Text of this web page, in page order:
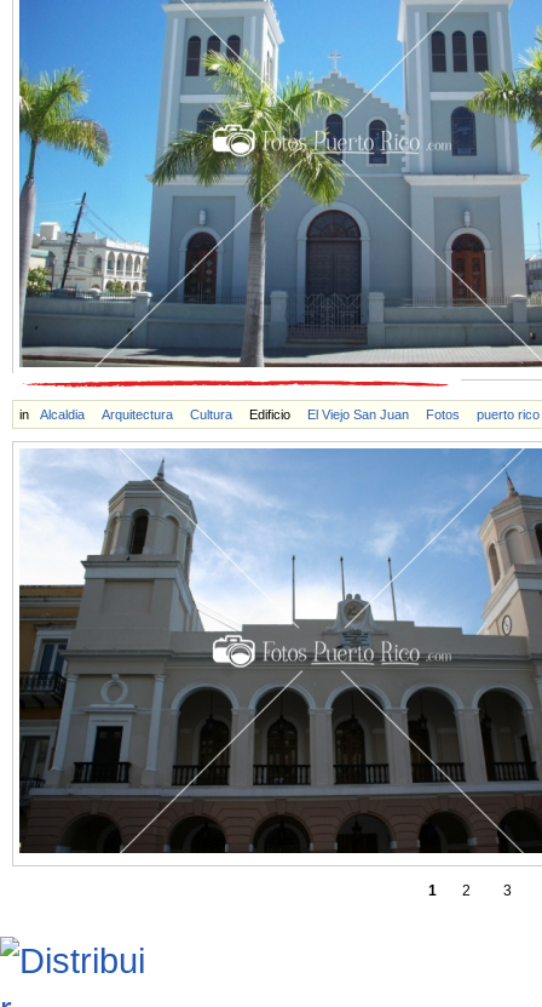
in Alcaldia Arquitectura Cultura Edificio El Viejo San Juan Fotos puerto rico
1 2 3